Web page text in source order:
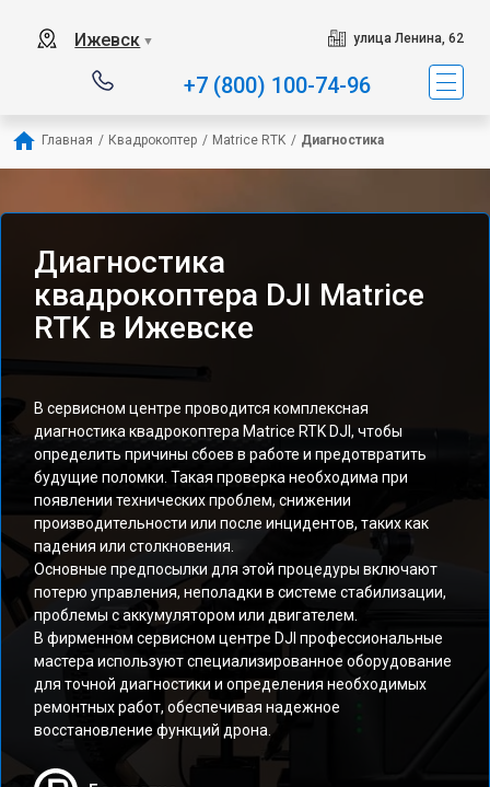
Ижевск ▼ улица Ленина, 62
+7 (800) 100-74-96
Главная / Квадрокоптер / Matrice RTK / Диагностика
Диагностика
квадрокоптера DJI Matrice
RTK в Ижевске
В сервисном центре проводится комплексная
диагностика квадрокоптера Matrice RTK DJI, чтобы
определить причины сбоев в работе и предотвратить
будущие поломки. Такая проверка необходима при
появлении технических проблем, снижении
производительности или после инцидентов, таких как
падения или столкновения.
Основные предпосылки для этой процедуры включают
потерю управления, неполадки в системе стабилизации,
проблемы с аккумулятором или двигателем.
В фирменном сервисном центре DJI профессиональные
мастера используют специализированное оборудование
для точной диагностики и определения необходимых
ремонтных работ, обеспечивая надежное
восстановление функций дрона.